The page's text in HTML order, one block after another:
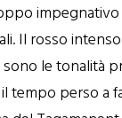
impegnativo
Il rosso
le tonalità
tempo perso a